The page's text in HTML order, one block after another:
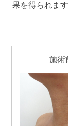
果を得られます
施術